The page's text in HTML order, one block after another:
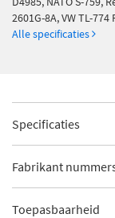
2601G-8A, VW TL-774
Alle specificaties
Specificaties
Fabrikantcode
Fabrikant
ASTM D3306
Toepasbaarheid